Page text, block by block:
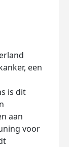
een
is dit
aan
voor